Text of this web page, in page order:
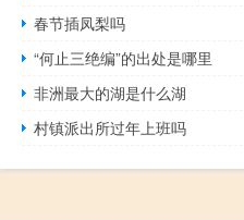
春节插凤梨吗
“何止三绝编”的出处是哪里
非洲最大的湖是什么湖
村镇派出所过年上班吗